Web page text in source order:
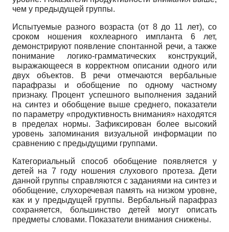
чем у предыдущей группы.
Испытуемые разного возраста (от 8 до 11 лет), со
сроком ношения кохлеарного импланта 6 лет,
демонстрируют появление спонтанной речи, а также
понимание логико-грамматических конструкций,
выражающееся в корректном описании одного или
двух объектов. В речи отмечаются вербальные
парафразы и обобщение по одному частному
признаку. Процент успешного выполнения заданий
на синтез и обобщение выше среднего, показатели
по параметру «продуктивность внимания» находятся
в пределах нормы. Зафиксирован более высокий
уровень запоминания визуальной информации по
сравнению с предыдущими группами.
Категориальный способ обобщение появляется у
детей на 7 году ношения слухового протеза. Дети
данной группы справляются с заданиями на синтез и
обобщение, слухоречевая память на низком уровне,
как и у предыдущей группы. Вербальный парафраз
сохраняется, большинство детей могут описать
предметы словами. Показатели внимания снижены.